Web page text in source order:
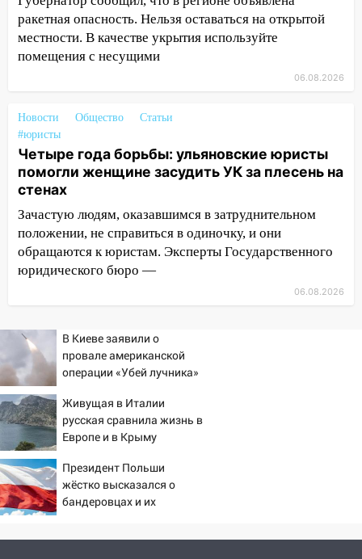
застрял в тепловозе
09:44 Ульяновские спасатели помогли
юному велосипедисту на улице
08:21
В Заволжском районе украли два
велосипеда
07:18 В Ульяновск идет
тридцатиградусная жара: какая будет
погода в четверг
06:00 Четыре года борьбы: ульяновские
юристы помогли женщине засудить УК
за плесень на стенах
05.08.2026
22:58
Соцсети: на проспекте Тюленева
ДТП с мотоциклистом
20:22
Мошенники обманули 92-летнюю
жительницу Ульяновской области
19:14
Житель Ульяновской области
подвез троих незнакомцев на трассе и
заработал уголовное дело
ракетная опасность. Нельзя оставаться на открытой
местности. В качестве укрытия используйте
помещения с несущими
06.08.2026
Новости Общество
Статьи
#юристы
Четыре года борьбы: ульяновские юристы
помогли женщине засудить УК за плесень на
стенах
Зачастую людям, оказавшимся в затруднительном
положении, не справиться в одиночку, и они
обращаются к юристам. Эксперты Государственного
юридического бюро —
06.08.2026
В Киеве заявили о
провале американской
операции «Убей лучника»
Живущая в Италии
русская сравнила жизнь в
Европе и в Крыму
Президент Польши
жёстко высказался о
бандеровцах и их